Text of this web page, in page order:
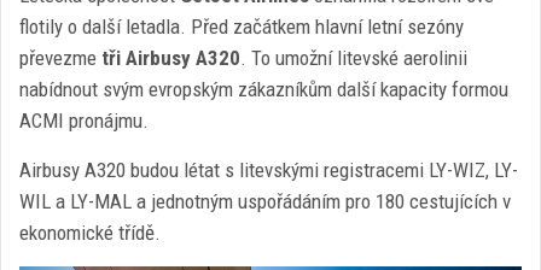
flotily o další letadla. Před začátkem hlavní letní sezóny
převezme tři Airbusy A320. To umožní litevské aerolinii
nabídnout svým evropským zákazníkům další kapacity formou
ACMI pronájmu.
Airbusy A320 budou létat s litevskými registracemi LY-WIZ, LY-
WIL a LY-MAL a jednotným uspořádáním pro 180 cestujících v
ekonomické třídě.